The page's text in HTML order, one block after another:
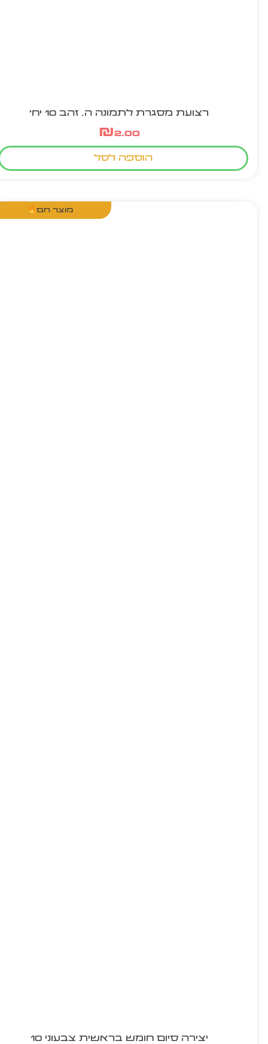
רצועת מסגרת לתמונה ה. זהב 10 יח'
₪2.00
הוספה לסל
מוצר חם
יצירה סיום חומש בראשית צבעוני 10